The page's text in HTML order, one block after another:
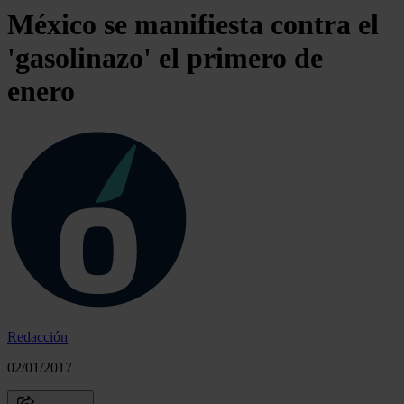
México se manifiesta contra el
'gasolinazo' el primero de
enero
Redacción
02/01/2017